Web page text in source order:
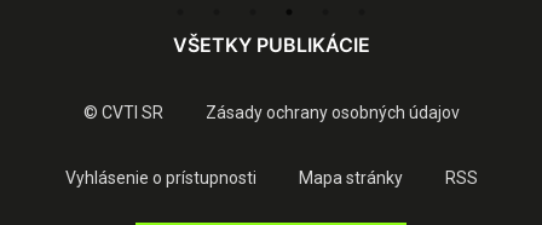
VŠETKY PUBLIKÁCIE
© CVTI SR Zásady ochrany osobných údajov
Vyhlásenie o prístupnosti Mapa stránky RSS